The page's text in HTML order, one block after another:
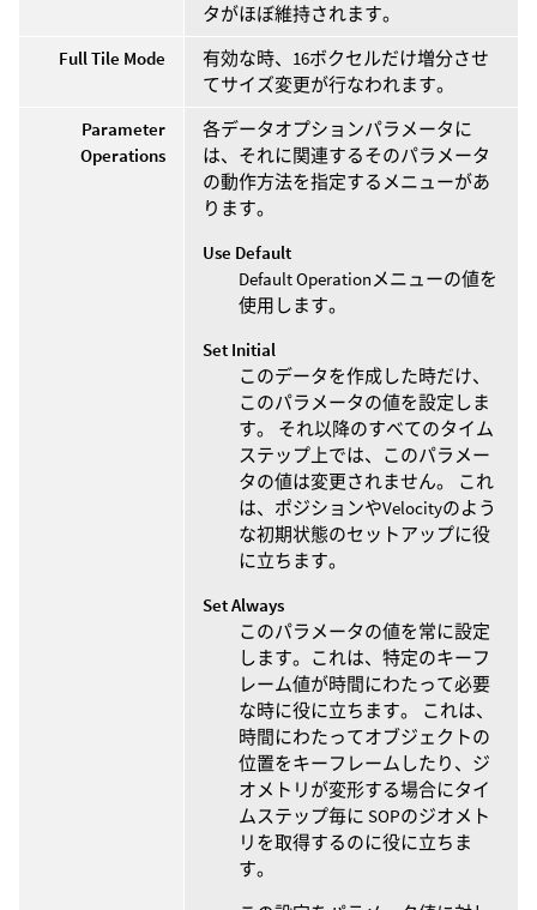
タがほぼ維持されます。
Full Tile Mode
有効な時、16ボクセルだけ増分させ
てサイズ変更が行なわれます。
Parameter
Operations
各データオプションパラメータに
は、それに関連するそのパラメータ
の動作方法を指定するメニューがあ
ります。
Use Default
Default Operationメニューの値を
使用します。
Set Initial
このデータを作成した時だけ、
このパラメータの値を設定しま
す。 それ以降のすべてのタイム
ステップ上では、このパラメー
タの値は変更されません。 これ
は、ポジションやVelocityのよう
な初期状態のセットアップに役
に立ちます。
Set Always
このパラメータの値を常に設定
します。これは、特定のキーフ
レーム値が時間にわたって必要
な時に役に立ちます。 これは、
時間にわたってオブジェクトの
位置をキーフレームしたり、ジ
オメトリが変形する場合にタイ
ムステップ毎に SOPのジオメト
リを取得するのに役に立ちま
す。